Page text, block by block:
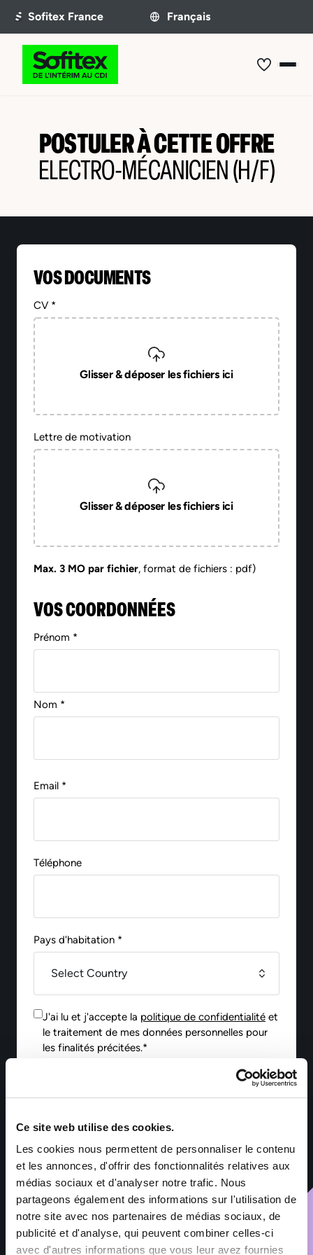
Ce site web utilise des cookies.
Les cookies nous permettent de personnaliser le contenu
et les annonces, d'offrir des fonctionnalités relatives aux
médias sociaux et d'analyser notre trafic. Nous
partageons également des informations sur l'utilisation de
notre site avec nos partenaires de médias sociaux, de
publicité et d'analyse, qui peuvent combiner celles-ci
avec d'autres informations que vous leur avez fournies
POSTULER À CETTE OFFRE
ELECTRO-MÉCANICIEN (H/F)
VOS DOCUMENTS
CV *
Glisser & déposer les fichiers ici
Lettre de motivation
Glisser & déposer les fichiers ici
Max. 3 MO par fichier, format de fichiers : pdf)
VOS COORDONNÉES
Prénom *
Nom *
Email *
Téléphone
Pays d'habitation *
J'ai lu et j'accepte la politique de confidentialité et
le traitement de mes données personnelles pour
les finalités précitées.*
Envoyer
*Les informations collectées par Sofitex Luxembourg via ce
finalité la gestion des fichiers de candidatures et du
recrutement. Les informations marquées d’un astérisque sont
obligatoires – leur non-renseignement entraîne l’impossibilité
destinées aux services de Sofitex Luxembourg, à ses clients et
à ses éventuels sous-traitants intervenant dans le cadre de la
prestation. Les données sont conservées pendant les durées